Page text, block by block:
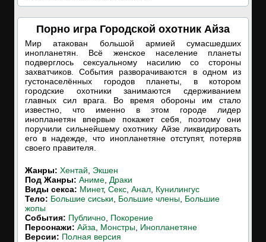
Порно игра Городской охотник Айза
Мир атакован большой армией сумасшедших
инопланетян. Всё женское население планеты
подверглось сексуальному насилию со стороны
захватчиков. События разворачиваются в одном из
густонаселённых городов планеты, в котором
городские охотники занимаются сдерживанием
главных сил врага. Во время обороны им стало
известно, что именно в этом городе лидер
инопланетян впервые покажет себя, поэтому они
поручили сильнейшему охотнику Айзе ликвидировать
его в надежде, что инопланетяне отступят, потеряв
своего правителя.
Жанры: Хентай
Экшен
Под Жанры: Аниме Драки
Виды секса: Минет, Секс Анал Кунилингус
Тело: Большие сиськи Большие члены Большие
жопы
События: Публично Покорение
Персонажи: Айза Монстры Инопланетяне
Версии: Полная версия